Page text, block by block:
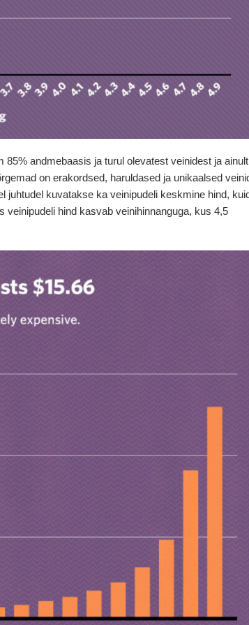
andmebaasis ja turul olevatest veinidest ja ainult
on erakordsed, haruldased ja unikaalsed
juhtudel kuvatakse ka veinipudeli keskmine hind,
hind kasvab veinihinnanguga, kus 4,5